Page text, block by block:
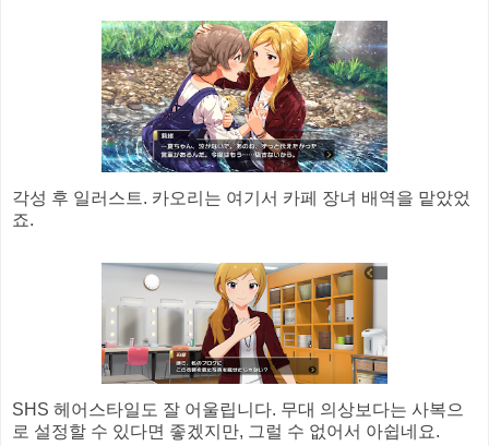
각성 후 일러스트. 카오리는 여기서 카페 장녀 배역을 맡았었
죠.
SHS 헤어스타일도 잘 어울립니다. 무대 의상보다는 사복으
로 설정할 수 있다면 좋겠지만, 그럴 수 없어서 아쉽네요.